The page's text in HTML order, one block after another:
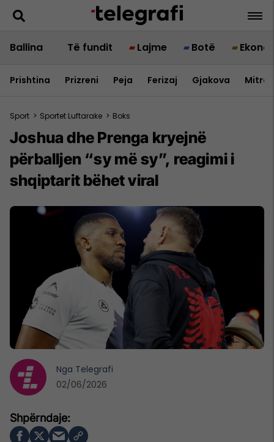
Ballina Të fundit Lajme Botë
Prishtina Prizreni Peja Ferizaj Gjakova
Sport > Sportet Luftarake > Boks
Joshua dhe Prenga kryejnë
përballjen “sy më sy”, reagimi i
shqiptarit bëhet viral
Nga Telegrafi
02/06/2026